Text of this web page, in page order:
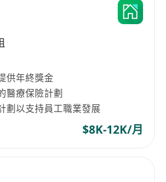
供年終獎金
醫療保險計劃
劃以支持員工職業發展
$8K-12K/月